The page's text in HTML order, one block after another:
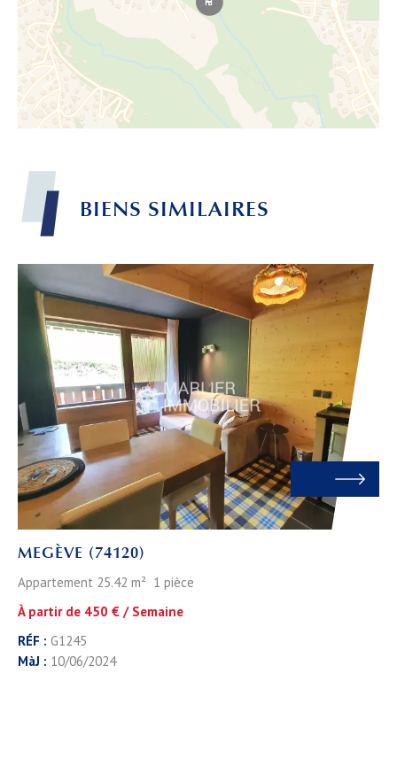
BIENS SIMILAIRES
MEGÈVE (74120)
Appartement 25.42 m² 1 pièce
À partir de 450 € / Semaine
RÉF : G1245
MàJ : 10/06/2024